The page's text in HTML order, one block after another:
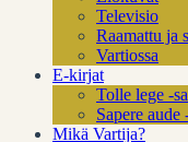
Televisio
Raamattu ja
Vartiossa
E-kirjat
Tolle lege -
Sapere aude
Mikä Vartija?